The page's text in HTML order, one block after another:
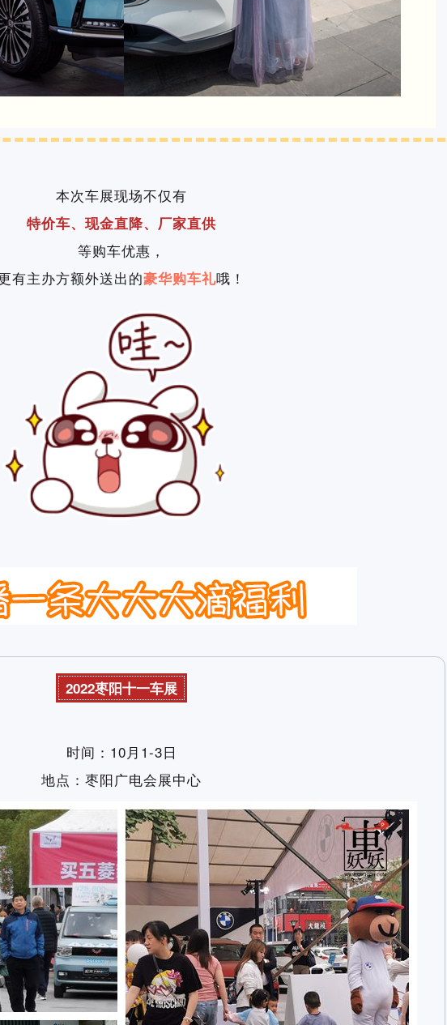
本次车展现场不仅有
特价车、现金直降、厂家直供
等购车优惠，
有主办方额外送出的豪华购车礼哦！
2022枣阳十一车展
时间：10月1-3日
地点：枣阳广电会展中心